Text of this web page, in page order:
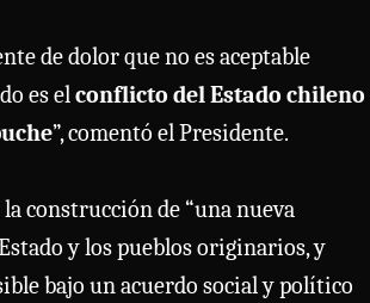
de dolor que no es aceptable
es elconflicto del Estado chileno
”, comentó el Presidente.
construcción de “una nueva
y los pueblos originarios, y
bajo un acuerdo social y político